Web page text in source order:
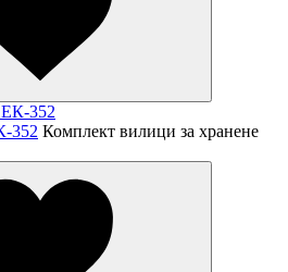
352 Комплект вилици за хранене